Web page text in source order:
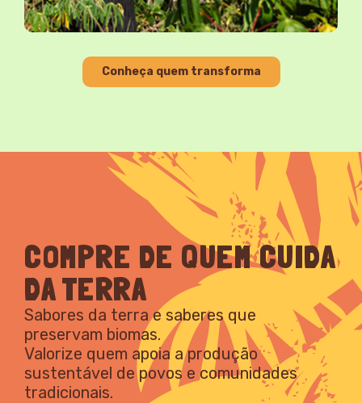
Conheça quem transforma
COMPRE DE QUEM CUIDA
DA TERRA
Sabores da terra e saberes que
preservam biomas.
Valorize quem apoia a produção
sustentável de povos e comunidades
tradicionais.